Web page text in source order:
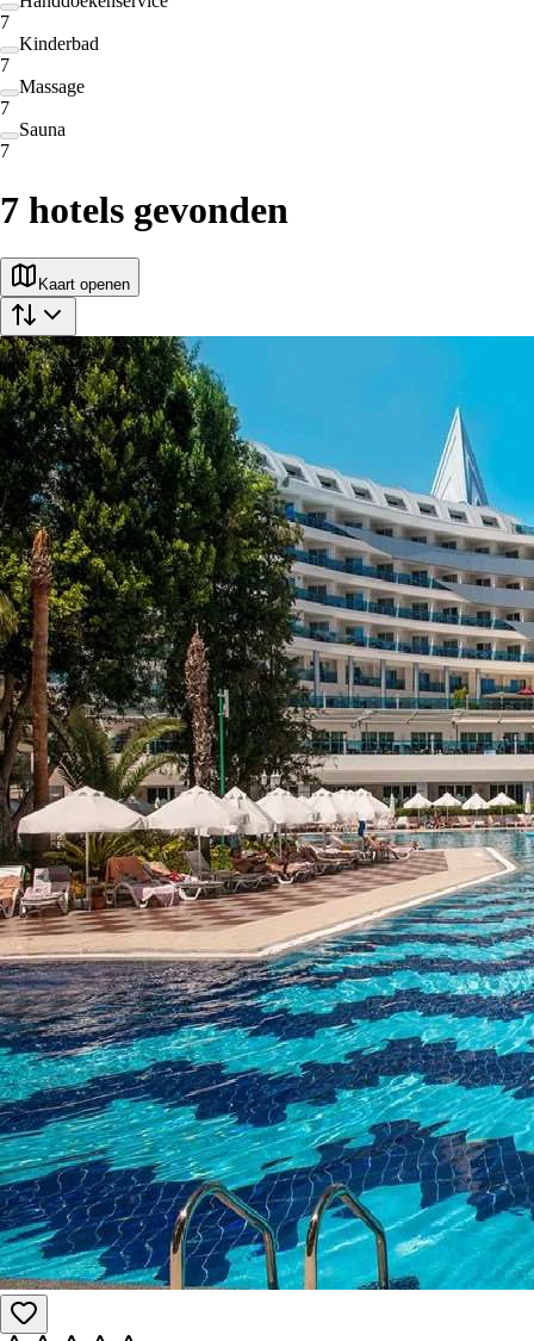
7
Kinderbad
7
Massage
7
Sauna
7
7 hotels gevonden
Kaart openen